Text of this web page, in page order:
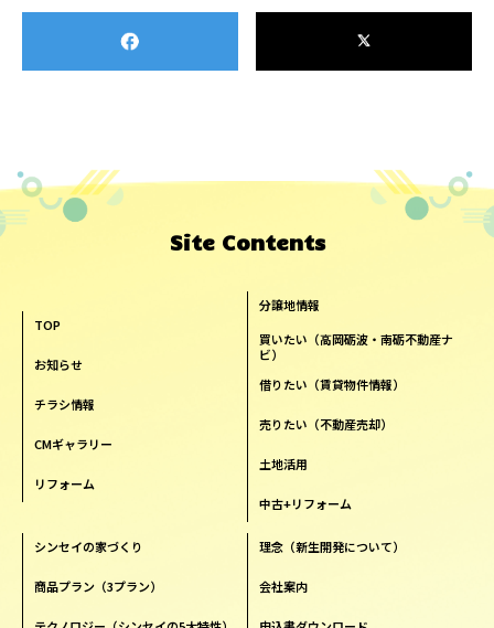
Site Contents
TOP
お知らせ
チラシ情報
CMギャラリー
リフォーム
分譲地情報
買いたい（高岡砺波・南砺不動産ナ
ビ）
借りたい（賃貸物件情報）
売りたい（不動産売却）
土地活用
中古+リフォーム
シンセイの家づくり
商品プラン（3プラン）
理念（新生開発について）
会社案内